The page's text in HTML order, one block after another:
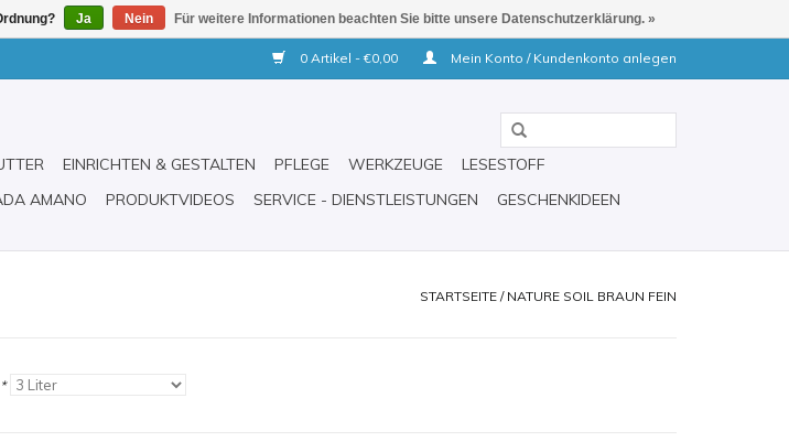
0 Artikel - €0,00 Mein Konto / Kundenkonto anlegen
EINRICHTEN & GESTALTEN PFLEGE WERKZEUGE
LESESTOFF
AMANO PRODUKTVIDEOS SERVICE - DIENSTLEISTUNGEN GESCHENKIDEEN
STARTSEITE / NATURE SOIL BRAUN FEIN
*
Ja Nein Für weitere Informationen beachten Sie bitte unsere Datenschutzerklärung. »